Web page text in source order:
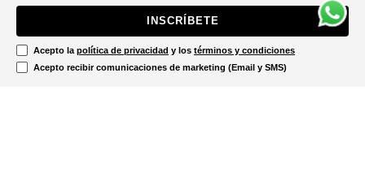
INSCRÍBETE
Acepto la política de privacidad y los términos y condiciones
Acepto recibir comunicaciones de marketing (Email y SMS)